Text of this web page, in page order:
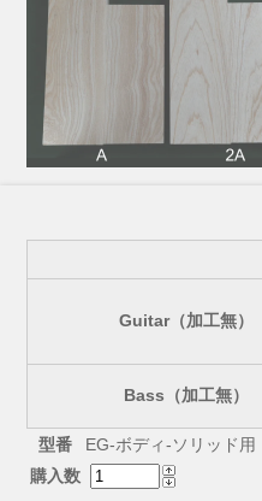
Guitar（加工無）
Bass（加工無）
型番
EG-ボディ-ソリッド用
購入数